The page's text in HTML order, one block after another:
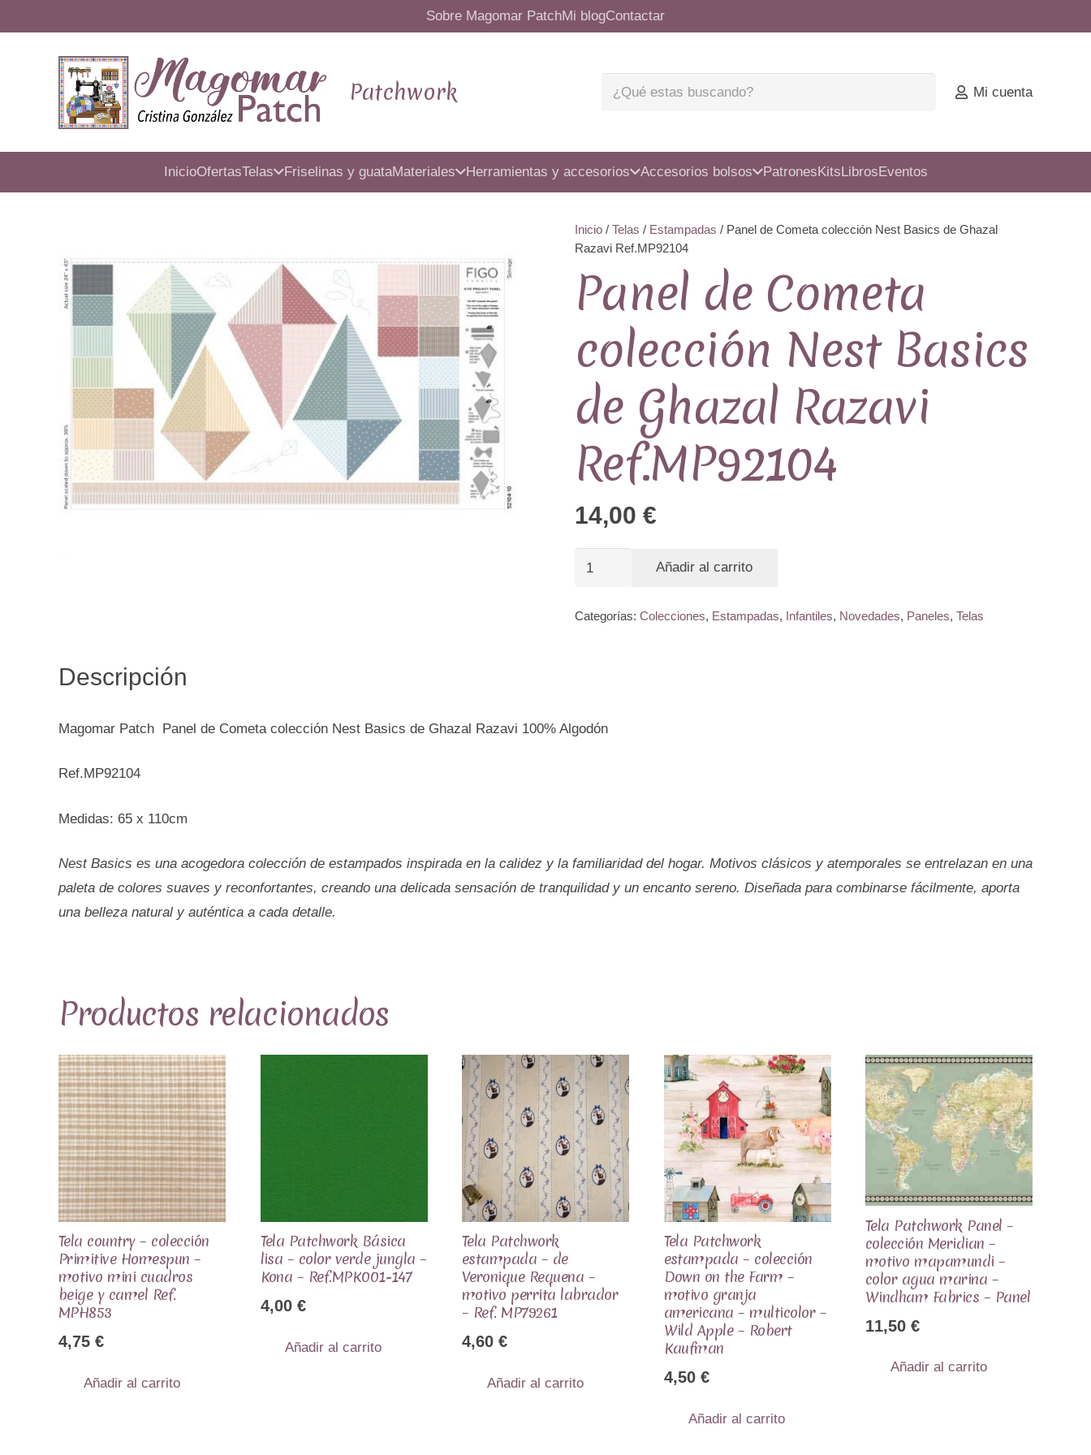
Sobre Magomar PatchMi blogContactar
Patchwork Mi cuenta
InicioOfertasTelas Friselinas y guataMateriales Herramientas y accesorios Accesorios bolsos PatronesKitsLibrosEventos
Inicio / Telas / Estampadas / Panel de Cometa colección Nest Basics de Ghazal
Razavi Ref.MP92104
Panel de Cometa
colección Nest Basics
de Ghazal Razavi
Ref.MP92104
14,00 €
Panel
Cometa
Ghazal
Añadir al carrito
Categorías: Colecciones, Estampadas, Infantiles, Novedades, Paneles, Telas
Descripción
Magomar Patch Panel de Cometa colección Nest Basics de Ghazal Razavi 100% Algodón
Ref.MP92104
Medidas: 65 x 110cm
Nest Basics es una acogedora colección de estampados inspirada en la calidez y la familiaridad del hogar. Motivos clásicos y atemporales se entrelazan en una
paleta de colores suaves y reconfortantes, creando una delicada sensación de tranquilidad y un encanto sereno. Diseñada para combinarse fácilmente, aporta
una belleza natural y auténtica a cada detalle.
Productos relacionados
Tela country – colección
Primitive Homespun –
motivo mini cuadros
beige y camel Ref.
MPH853
4,75 €
Añadir al carrito
Tela Patchwork Básica
lisa – color verde jungla –
Kona – Ref.MPK001-147
4,00 €
Añadir al carrito
Tela Patchwork
estampada – de
Veronique Requena –
motivo perrita labrador
– Ref. MP79261
4,60 €
Añadir al carrito
Tela Patchwork
estampada – colección
Down on the Farm –
motivo granja
americana – multicolor –
Wild Apple – Robert
Kaufman
4,50 €
Añadir al carrito
Tela Patchwork Panel –
colección Meridian –
motivo mapamundi –
color agua marina –
Windham Fabrics – Panel
11,50 €
Añadir al carrito